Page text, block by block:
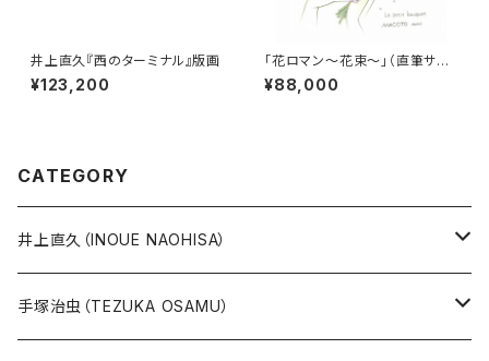
井上直久『西のターミナル』版画
¥123,200
「花ロマン～花束～」（直筆サイ
ン入り）
¥88,000
CATEGORY
井上直久（INOUE NAOHISA）
人気作品TOP10
手塚治虫（TEZUKA OSAMU）